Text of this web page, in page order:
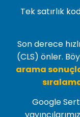
Tek satırlık
Son derece
(CLS) önler.
arama
Google